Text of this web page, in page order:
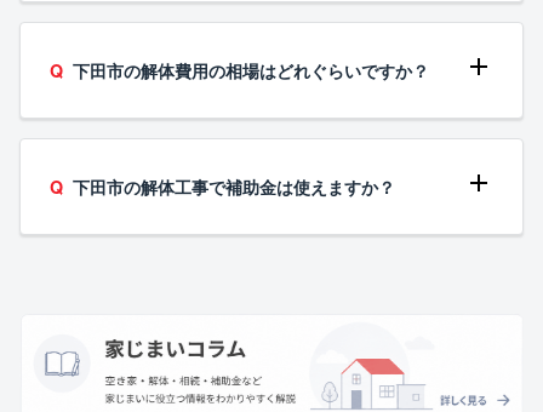
下田市の解体費用の相場はどれぐらいですか？
下田市の解体工事で補助金は使えますか？